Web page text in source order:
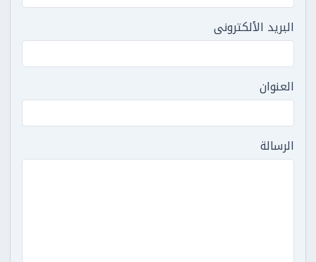
البريد الألكترونى
العنوان
الرسالة